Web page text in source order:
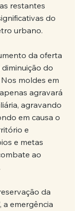
restantes
do
urbano.
da oferta
do
moldes em
agravará
agravando
em causa o
e
e metas
ao
da
a emergência